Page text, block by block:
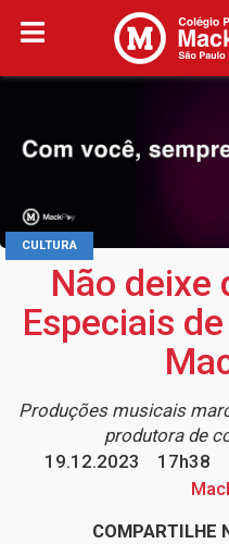
CULTURA
Não deixe
Especiais
Produções musicais
produtora de
19.12.2023
17h38
COMPARTILHE